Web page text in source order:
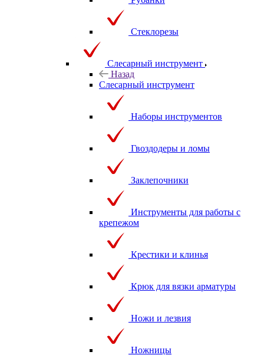
Стеклорезы
Слесарный инструмент
Назад
Слесарный инструмент
Наборы инструментов
Гвоздодеры и ломы
Заклепочники
Инструменты для работы с
крепежом
Крестики и клинья
Крюк для вязки арматуры
Ножи и лезвия
Ножницы